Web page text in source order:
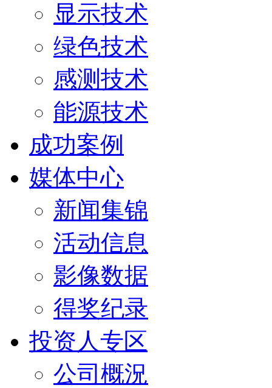
显示技术
绿色技术
感测技术
能源技术
成功案例
媒体中心
新闻集锦
活动信息
影像数据
得奖纪录
投资人专区
公司概況